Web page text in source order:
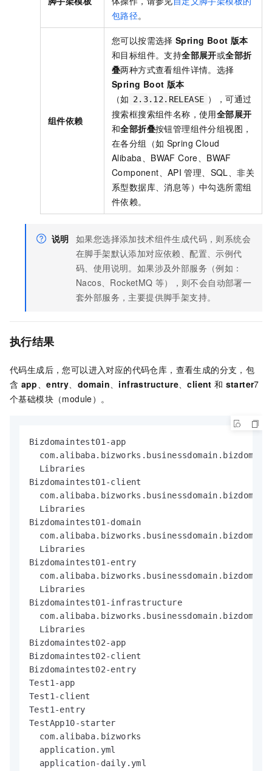
包路径。
组件依赖
您可以按需选择 Spring Boot 版本
和目标组件。支持全部展开或全部折
叠两种方式查看组件详情。选择
Spring Boot 版本
（如 2.3.12.RELEASE ），可通过
搜索框搜索组件名称，使用全部展开
和全部折叠按钮管理组件分组视图，
在各分组（如 Spring Cloud
Alibaba、BWAF Core、BWAF
Component、API 管理、SQL、非关
系型数据库、消息等）中勾选所需组
件依赖。
说明 如果您选择添加技术组件生成代码，则系统会
在脚手架默认添加对应依赖、配置、示例代
码、使用说明。如果涉及外部服务（例如：
Nacos、RocketMQ 等），则不会自动部署一
套外部服务，主要提供脚手架支持。
执行结果
代码生成后，您可以进入对应的代码仓库，查看生成的分支，包
含 app、entry、 domain、 infrastructure、client 和 starter7
个基础模块（module）。
Bizdomaintest01-app
  Libraries
Bizdomaintest01-client
  Libraries
Bizdomaintest01-domain
  Libraries
Bizdomaintest01-entry
  Libraries
Bizdomaintest01-infrastructure
  Libraries
Bizdomaintest02-app
Bizdomaintest02-client
Bizdomaintest02-entry
Test1-app
Test1-client
Test1-entry
TestApp10-starter
  com.alibaba.bizworks
  application.yml
  application-daily.yml